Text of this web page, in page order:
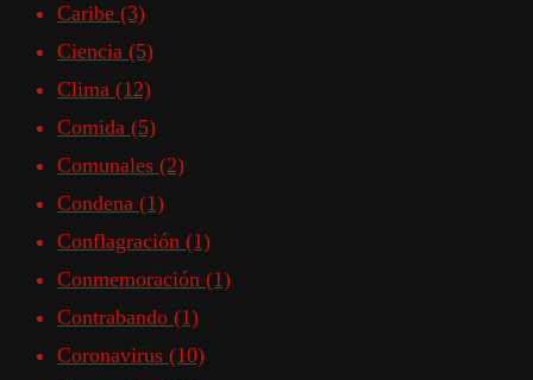
Caribe (3)
Ciencia (5)
Clima (12)
Comida (5)
Comunales (2)
Condena (1)
Conflagración (1)
Conmemoración (1)
Contrabando (1)
Coronavirus (10)